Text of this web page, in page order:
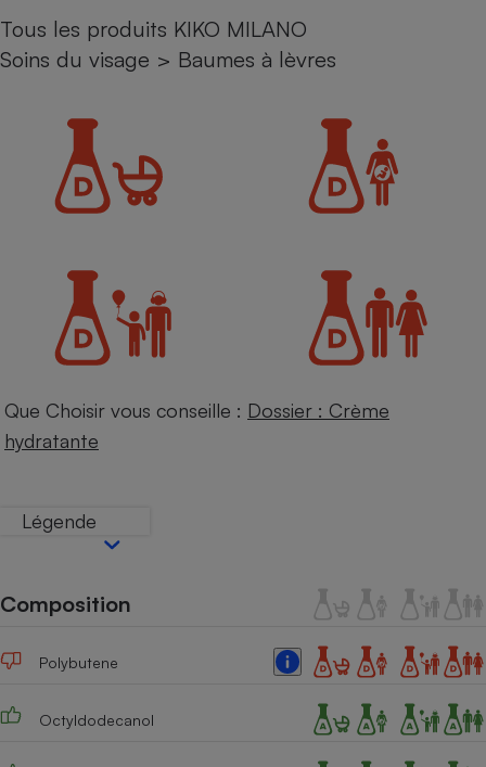
Tous les produits KIKO MILANO
Soins du visage > Baumes à lèvres
Que Choisir vous conseille : Dossier : Crème
hydratante
Légende
Composition
Polybutene
Octyldodecanol
alimentaire
Petit électroménager -
Lave-linge
Téléviseur
Antivirus
Matelas
Radiateur électrique
Climatiseur -
Ventilateur
Antimoustique